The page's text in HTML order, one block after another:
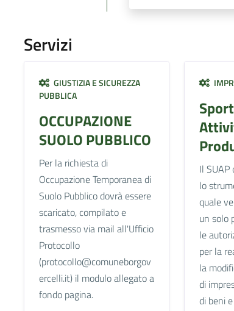
Servizi
GIUSTIZIA E SICUREZZA
PUBBLICA
OCCUPAZIONE
SUOLO PUBBLICO
Per la richiesta di
Occupazione Temporanea di
Suolo Pubblico dovrà essere
scaricato, compilato e
trasmesso via mail all'Ufficio
Protocollo
(protocollo@comuneborgov
ercelli.it) il modulo allegato a
fondo pagina.
Il SUAP
lo
quale
un solo
le
per la
la
di
di beni